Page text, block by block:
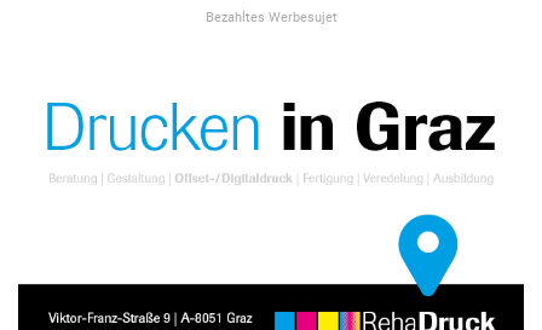
Bezahltes Werbesujet